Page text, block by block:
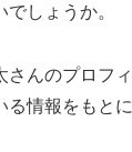
しょうか。
さんのプロフ
る情報をもと